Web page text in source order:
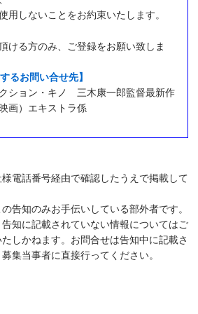
用しないことをお約束いたします。
ける方のみ、ご登録をお願い致しま
るお問い合せ先】
ション・キノ 三木康一郎監督最新作
画）エキストラ係
電話番号経由で確認したうえで掲載して
告知のみお手伝いしている部外者です。
知に記載されていない情報についてはご
しかねます。お問合せは告知中に記載さ
集当事者に直接行ってください。